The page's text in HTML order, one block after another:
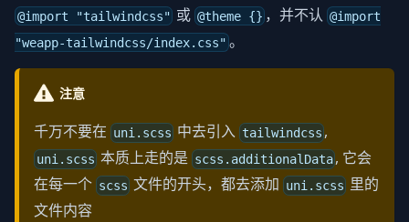
@import "tailwindcss" 或@theme {} ，并不认@import
"weapp-tailwindcss/index.css" 。
注意
千万不要在 uni.scss 中去引入tailwindcss ,
uni.scss 本质上走的是 scss.additionalData , 它会
在每一个 scss 文件的开头，都去添加 uni.scss 里的
文件内容